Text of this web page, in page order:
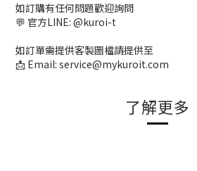
如訂購有任何問題歡迎詢問
💬 官方LINE: @kuroi-t
如訂單需提供客製圖檔請提供至
📩 Email: service@mykuroit.com
了解更多